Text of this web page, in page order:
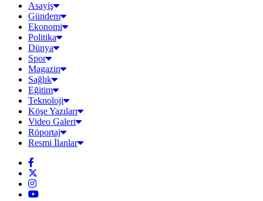
Asayiş
Gündem
Ekonomi
Politika
Dünya
Spor
Magazin
Sağlık
Eğitim
Teknoloji
Köşe Yazıları
Video Galeri
Röportaj
Resmi İlanlar